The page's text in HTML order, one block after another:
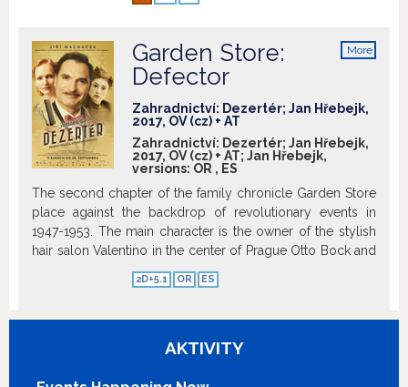
where he is forced to confront his
More
Garden Store:
Defector
Zahradnictví: Dezertér; Jan Hřebejk,
2017, OV (cz) + AT
Zahradnictví: Dezertér; Jan Hřebejk,
2017, OV (cz) + AT; Jan Hřebejk,
versions: OR , ES
The second chapter of the family chronicle Garden Store
place against the backdrop of revolutionary events in
1947-1953. The main character is the owner of the stylish
hair salon Valentino in the center of Prague Otto Bock and
his family. http://www.kinoaero.cz
2D+5.1 OR ES
AKTIVITY